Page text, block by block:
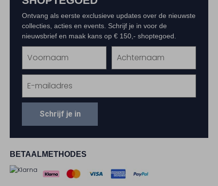
BETAALMETHODES
Ontvang als eerste exclusieve updates over de nieuwste
collecties, acties en events. Schrijf je in voor de
nieuwsbrief en maak kans op € 150,- shoptegoed.
Schrijf je in